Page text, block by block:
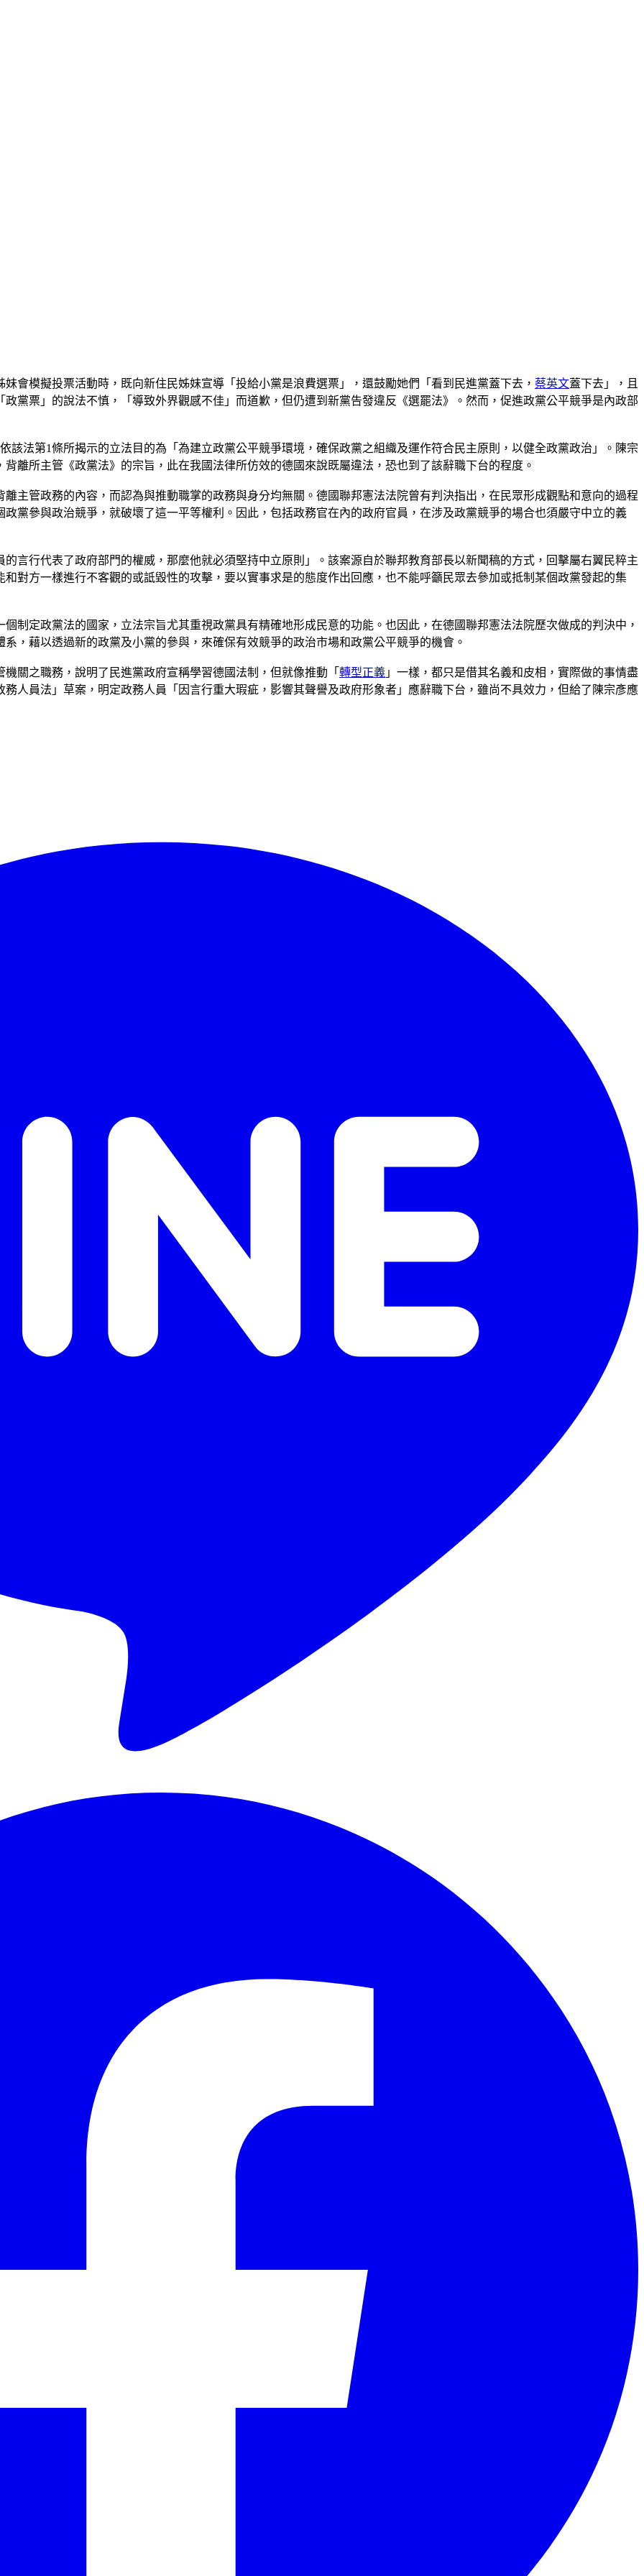
會模擬投票活動時，既向新住民姊妹宣導「投給小黨是浪費選票」，還鼓勵她們「看到民進黨蓋下去， 蔡英文蓋下去」，且
黨票」的說法不慎，「導致外界觀感不佳」而道歉，但仍遭到新黨告發違反《選罷法》。然而，促進政黨公平競爭是內政部
該法第1條所揭示的立法目的為「為建立政黨公平競爭環境，確保政黨之組織及運作符合民主原則，以健全政黨政治」。陳宗
離所主管《政黨法》的宗旨，此在我國法律所仿效的德國來說既屬違法，恐也到了該辭職下台的程度。
主管政務的內容，而認為與推動職掌的政務與身分均無關。德國聯邦憲法法院曾有判決指出，在民眾形成觀點和意向的過程
黨參與政治競爭，就破壞了這一平等權利。因此，包括政務官在內的政府官員，在涉及政黨競爭的場合也須嚴守中立的義
言行代表了政府部門的權威，那麼他就必須堅持中立原則」。該案源自於聯邦教育部長以新聞稿的方式，回擊屬右翼民粹主
對方一樣進行不客觀的或詆毀性的攻擊，要以實事求是的態度作出回應，也不能呼籲民眾去參加或抵制某個政黨發起的集
制定政黨法的國家，立法宗旨尤其重視政黨具有精確地形成民意的功能。也因此，在德國聯邦憲法法院歷次做成的判決中，
，藉以透過新的政黨及小黨的參與，來確保有效競爭的政治市場和政黨公平競爭的機會。
關之職務，說明了民進黨政府宣稱學習德國法制，但就像推動「 轉型正義 」一樣，都只是借其名義和皮相，實際做的事情盡
人員法」草案，明定政務人員「因言行重大瑕疵，影響其聲譽及政府形象者」應辭職下台，雖尚不具效力，但給了陳宗彥應